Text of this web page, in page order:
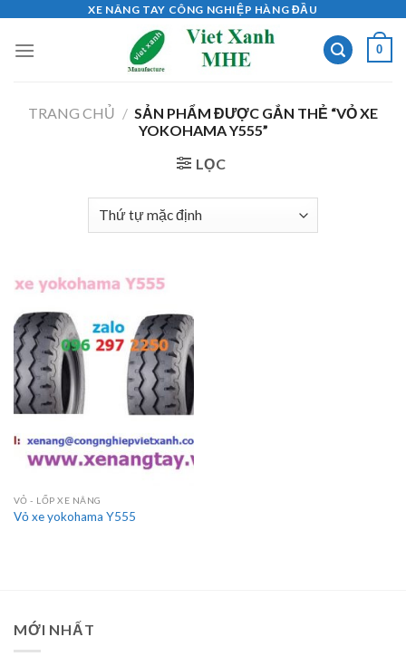
content
XE NÂNG TAY CÔNG NGHIỆP HÀNG ĐẦU
0
TRANG CHỦ / SẢN PHẨM ĐƯỢC GẮN THẺ “VỎ XE
YOKOHAMA Y555”
LỌC
VỎ - LỐP XE NÂNG
Vỏ xe yokohama Y555
MỚI NHẤT